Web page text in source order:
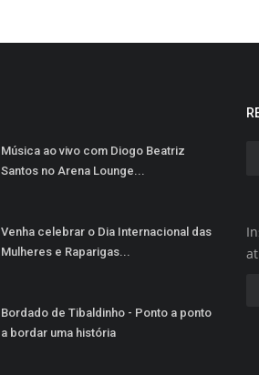
Música ao vivo com Diogo Beatriz
Santos no Arena Lounge...
Venha celebrar o Dia Internacional das
Mulheres e Raparigas...
Bordado de Tibaldinho - Ponto a ponto
a bordar uma história